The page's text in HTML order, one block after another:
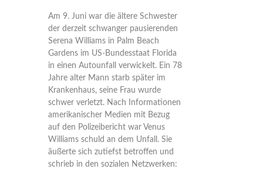
Am 9. Juni war die ältere Schwester
der derzeit schwanger pausierenden
Serena Williams in Palm Beach
Gardens im US-Bundesstaat Florida
in einen Autounfall verwickelt. Ein 78
Jahre alter Mann starb später im
Krankenhaus, seine Frau wurde
schwer verletzt. Nach Informationen
amerikanischer Medien mit Bezug
auf den Polizeibericht war Venus
Williams schuld an dem Unfall. Sie
äußerte sich zutiefst betroffen und
schrieb in den sozialen Netzwerken: